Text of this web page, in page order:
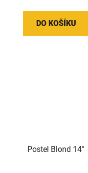
DO KOŠÍKU
Postel Blond 14°